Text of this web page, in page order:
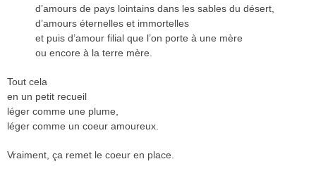
d’amours de pays lointains dans les sables du désert,
d’amours éternelles et immortelles
et puis d’amour filial que l’on porte à une mère
ou encore à la terre mère.
Tout cela
en un petit recueil
léger comme une plume,
léger comme un coeur amoureux.
Vraiment, ça remet le coeur en place.